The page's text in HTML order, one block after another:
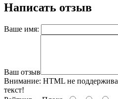
Написать отзыв
Ваше имя:
Ваш отзыв
Внимание: HTML не
текст!